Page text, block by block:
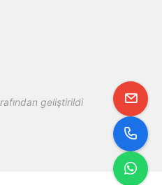
geliştirildi